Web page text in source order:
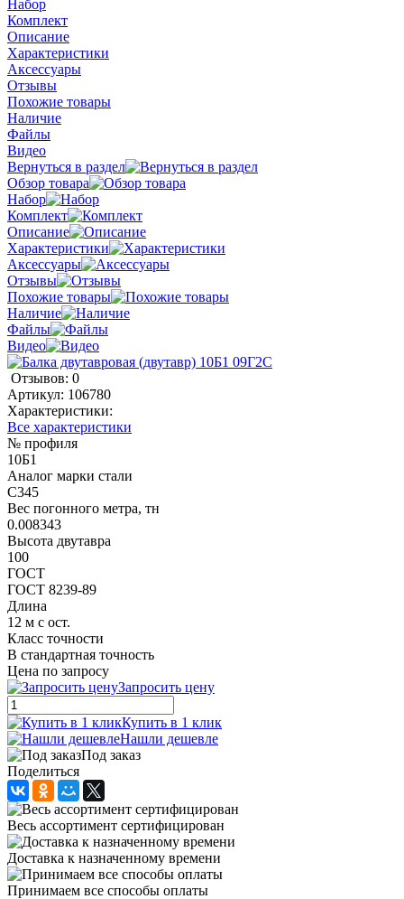
Набор
Комплект
Описание
Характеристики
Аксессуары
Отзывы
Похожие товары
Наличие
Файлы
Видео
Вернуться в раздел
Обзор товара
Набор
Комплект
Описание
Характеристики
Аксессуары
Отзывы
Похожие товары
Наличие
Файлы
Видео
Отзывов: 0
Артикул: 106780
Характеристики:
Все характеристики
№ профиля
10Б1
Аналог марки стали
С345
Вес погонного метра, тн
0.008343
Высота двутавра
100
ГОСТ
ГОСТ 8239-89
Длина
12 м с ост.
Класс точности
В стандартная точность
Цена по запросу
Запросить цену
Купить в 1 клик
Нашли дешевле
Под заказ
Поделиться
Весь ассортимент сертифицирован
Доставка к назначенному времени
Принимаем все способы оплаты